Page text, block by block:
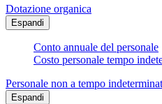
Dotazione organica
Espandi
Conto annuale del personale
Costo personale tempo
Personale non a tempo
Espandi